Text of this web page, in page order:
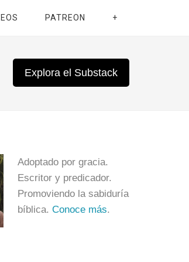
PATREON +
Explora el Substack
Adoptado por gracia.
Escritor y predicador.
Promoviendo la sabiduría
bíblica. Conoce más.